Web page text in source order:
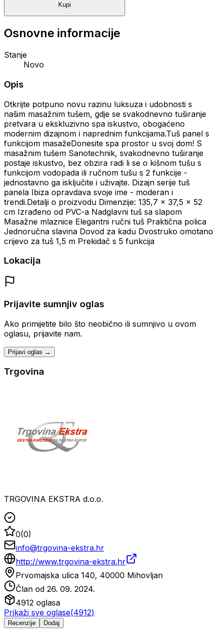
Kupi
Osnovne informacije
Stanje
Novo
Opis
Otkrijte potpuno novu razinu luksuza i udobnosti s
našim masažnim tušem, gdje se svakodnevno tuširanje
pretvara u ekskluzivno spa iskustvo, obogaćeno
modernim dizajnom i naprednim funkcijama.Tuš panel s
funkcijom masažeDonesite spa prostor u svoj dom! S
masažnim tušem Sanotechnik, svakodnevno tuširanje
postaje iskustvo, bez obzira radi li se o kišnom tušu s
funkcijom vodopada ili ručnom tušu s 2 funkcije -
jednostavno ga isključite i uživajte. Dizajn serije tuš
panela Ibiza opravdava svoje ime - moderan i
trendi.Detalji o proizvodu Dimenzije: 135,7 x 37,5 x 52
cm Izrađeno od PVC-a Nadglavni tuš sa slapom
Masažne mlaznice Elegantni ručni tuš Praktična polica
Jednoručna slavina Dovod za kadu Dvostruko omotano
crijevo za tuš 1,5 m Prekidač s 5 funkcija
Lokacija
Prijavite sumnjiv oglas
Ako primijetite bilo što neobično ili sumnjivo u ovom
oglasu, prijavite nam.
Prijavi oglas →
Trgovina
TRGOVINA EKSTRA d.o.o.
0(0)
info@trgovina-ekstra.hr
http://www.trgovina-ekstra.hr
Prvomajska ulica 140, 40000 Mihovljan
Član od 26. 09. 2024.
4912 oglasa
Prikaži sve oglase(4912)
Recenzije Dodaj